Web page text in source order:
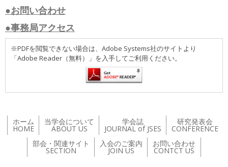
●お問い合わせ
●事務局アクセス
※PDFを閲覧できない場合は、Adobe Systems社のサイトより
「Adobe Reader（無料）」を入手してご利用ください。
ホーム
HOME
当学会について
ABOUT US
学会誌
JOURNAL of JSES
研究発表会
CONFERENCE
部会・関連サイト
SECTION
入会のご案内
JOIN US
お問い合わせ
CONTCT US